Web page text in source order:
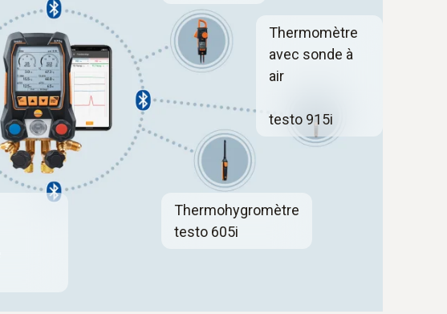
Thermomètre
avec sonde à
air
testo 915i
Thermohygromètre
testo 605i